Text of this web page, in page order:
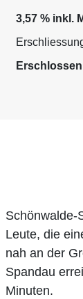
3,57 % inkl.
Erschlossen
Schönwalde-
Leute, die
nah an der
Spandau
Minuten.